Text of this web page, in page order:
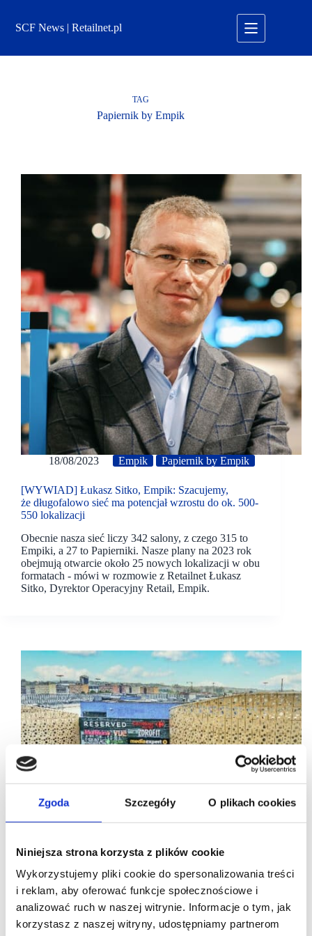
Zgoda Szczegóły O plikach cookies
Niniejsza strona korzysta z plików cookie
Wykorzystujemy pliki cookie do spersonalizowania treści
i reklam, aby oferować funkcje społecznościowe i
analizować ruch w naszej witrynie. Informacje o tym, jak
korzystasz z naszej witryny, udostępniamy partnerom
treściSCF News | Retailnet.pl
TAG
Papiernik by Empik
18/08/2023 Empik Papiernik by Empik
[WYWIAD] Łukasz Sitko, Empik: Szacujemy,
że długofalowo sieć ma potencjał wzrostu do ok. 500-
550 lokalizacji
Obecnie nasza sieć liczy 342 salony, z czego 315 to
Empiki, a 27 to Papierniki. Nasze plany na 2023 rok
obejmują otwarcie około 25 nowych lokalizacji w obu
formatach - mówi w rozmowie z Retailnet Łukasz
Sitko, Dyrektor Operacyjny Retail, Empik.